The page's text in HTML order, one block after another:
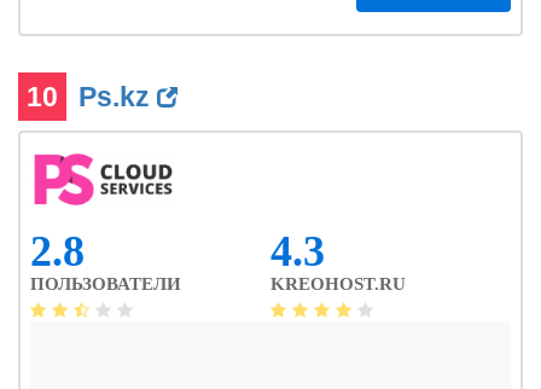
10 Ps.kz
2.8
ПОЛЬЗОВАТЕЛИ
4.3
KREOHOST.RU